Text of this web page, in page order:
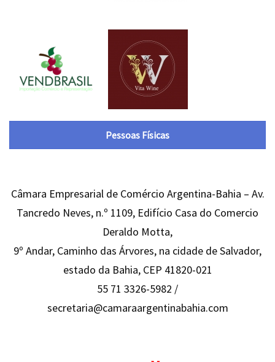
Pessoas Físicas
Câmara Empresarial de Comércio Argentina-Bahia – Av.
Tancredo Neves, n.º 1109, Edifício Casa do Comercio
Deraldo Motta,
9º Andar, Caminho das Árvores, na cidade de Salvador,
estado da Bahia, CEP 41820-021
55 71 3326-5982 /
secretaria@camaraargentinabahia.com